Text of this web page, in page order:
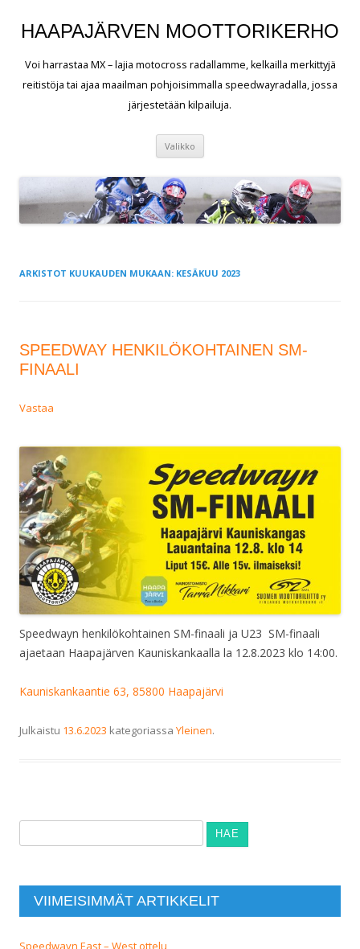
HAAPAJÄRVEN MOOTTORIKERHO
Voi harrastaa MX – lajia motocross radallamme, kelkailla merkittyjä
reitistöja tai ajaa maailman pohjoisimmalla speedwayradalla, jossa
järjestetään kilpailuja.
Valikko
ARKISTOT KUUKAUDEN MUKAAN: KESÄKUU 2023
SPEEDWAY HENKILÖKOHTAINEN SM-
FINAALI
Vastaa
Speedwayn henkilökohtainen SM-finaali ja U23 SM-finaali
ajaetaan Haapajärven Kauniskankaalla la 12.8.2023 klo 14:00.
Kauniskankaantie 63, 85800 Haapajärvi
Julkaistu 13.6.2023 kategoriassa Yleinen.
VIIMEISIMMÄT ARTIKKELIT
Speedwayn East – West ottelu